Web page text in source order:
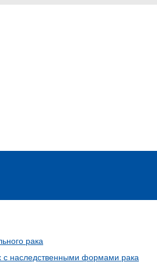
рака
с наследственными формами рака